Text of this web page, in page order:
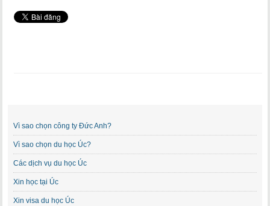
Vì sao chọn công ty Đức Anh?
Vì sao chọn du học Úc?
Các dịch vụ du học Úc
Xin học tại Úc
Xin visa du học Úc